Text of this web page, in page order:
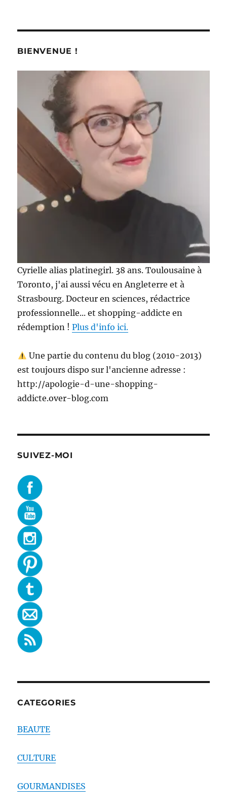
BIENVENUE !
Cyrielle alias platinegirl. 38 ans. Toulousaine à
Toronto, j'ai aussi vécu en Angleterre et à
Strasbourg. Docteur en sciences, rédactrice
professionnelle... et shopping-addicte en
rédemption !Plus d'info ici.
Une partie du contenu du blog (2010-2013)
est toujours dispo sur l'ancienne adresse :
http://apologie-d-une-shopping-
addicte.over-blog.com
SUIVEZ-MOI
CATEGORIES
BEAUTE
CULTURE
GOURMANDISES